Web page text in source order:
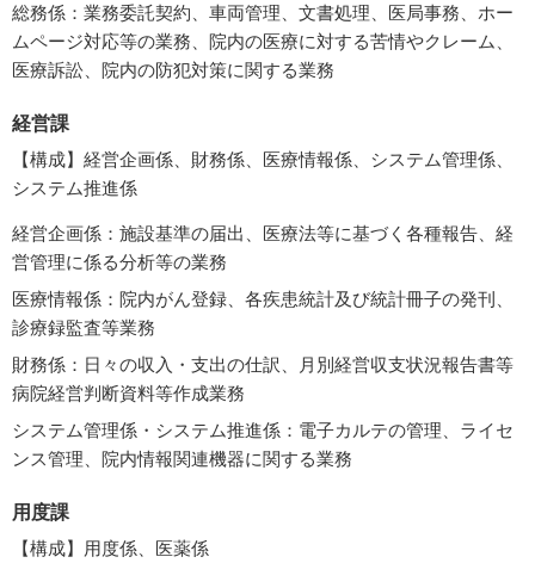
総務係：業務委託契約、車両管理、文書処理、医局事務、ホー
ムページ対応等の業務、院内の医療に対する苦情やクレーム、
医療訴訟、院内の防犯対策に関する業務
経営課
【構成】経営企画係、財務係、医療情報係、システム管理係、
システム推進係
経営企画係：施設基準の届出、医療法等に基づく各種報告、経
営管理に係る分析等の業務
医療情報係：院内がん登録、各疾患統計及び統計冊子の発刊、
診療録監査等業務
財務係：日々の収入・支出の仕訳、月別経営収支状況報告書等
病院経営判断資料等作成業務
システム管理係・システム推進係：電子カルテの管理、ライセ
ンス管理、院内情報関連機器に関する業務
用度課
【構成】用度係、医薬係